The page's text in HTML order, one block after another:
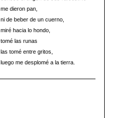
me dieron pan,
ni de beber de un cuerno,
miré hacia lo hondo,
tomé las runas
las tomé entre gritos,
luego me desplomé a la tierra.